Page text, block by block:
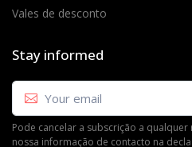
Vales de desconto
Stay informed
Pode cancelar a subscrição a
nossa informação de contacto na